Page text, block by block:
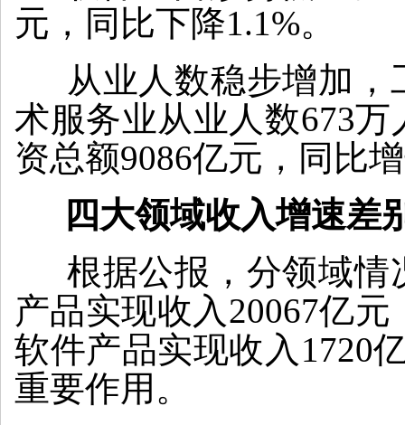
元，同比下降1.1%。
从业人数稳步增加，
术服务业从业人数673
资总额9086亿元，同比
四大领域收入增速差
根据公报，分领域情
产品实现收入20067亿
软件产品实现收入1720
重要作用。